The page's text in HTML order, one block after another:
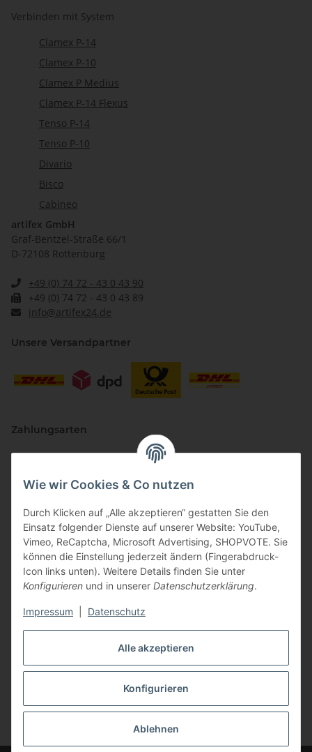
Alle akzeptieren
Konfigurieren
Ablehnen
Wie wir Cookies & Co nutzen
Durch Klicken auf „Alle akzeptieren“ gestatten Sie den
Einsatz folgender Dienste auf unserer Website: YouTube,
Vimeo, ReCaptcha, Microsoft Advertising, SHOPVOTE. Sie
können die Einstellung jederzeit ändern (Fingerabdruck-
Icon links unten). Weitere Details finden Sie unter
Konfigurieren und in unserer Datenschutzerklärung.
Impressum Datenschutz
Verbinden mit System
Clamex P-14
Clamex P-10
Clamex P Medius
Clamex P-14 Flexus
Tenso P-14
Tenso P-10
Divario
Bisco
Cabineo
artifex GmbH
Graf-Bentzel-Straße 66/1
D-72108 Rottenburg
+49 (0) 74 72 - 43 0 43 90
+49 (0) 74 72 - 43 0 43 89
info@artifex24.de
Unsere Versandpartner
Zahlungsarten
Vertriebspartner
* Alle Preise inkl. gesetzlicher USt., zzgl.Versand